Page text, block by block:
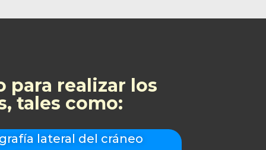
para realizar los
tales como:
lateral del cráneo